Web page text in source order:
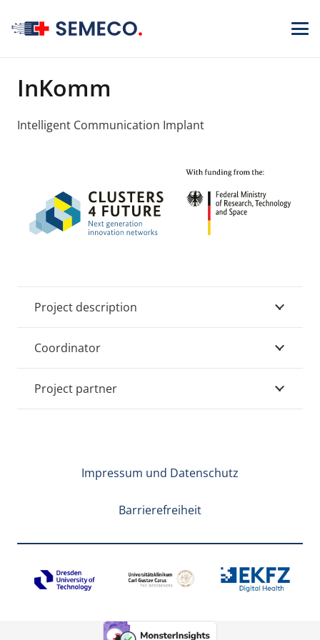
InKomm
Intelligent Communication Implant
Project description
Coordinator
Project partner
Impressum und Datenschutz
Barrierefreiheit